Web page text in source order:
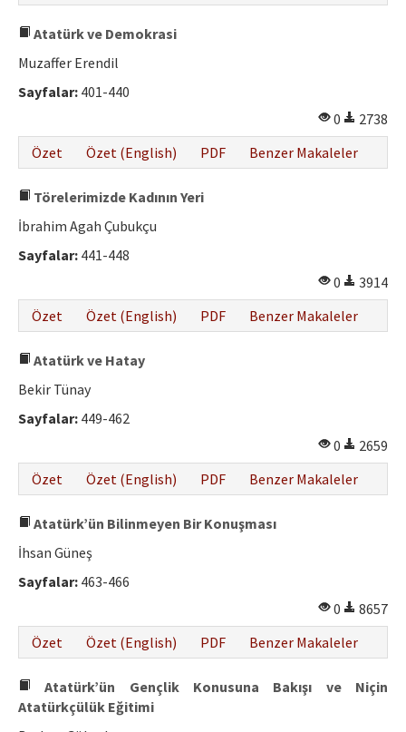
Atatürk ve Demokrasi
Muzaffer Erendil
Sayfalar: 401-440
0
2738
Özet
Özet (English) PDF Benzer Makaleler
Törelerimizde Kadının Yeri
İbrahim Agah Çubukçu
Sayfalar: 441-448
0
3914
Özet
Özet (English) PDF Benzer Makaleler
Atatürk ve Hatay
Bekir Tünay
Sayfalar: 449-462
0
2659
Özet
Özet (English) PDF Benzer Makaleler
Atatürk’ün Bilinmeyen Bir Konuşması
İhsan Güneş
Sayfalar: 463-466
0
8657
Özet
Özet (English) PDF Benzer Makaleler
Atatürk’ün Gençlik Konusuna Bakışı ve Niçin
Atatürkçülük Eğitimi